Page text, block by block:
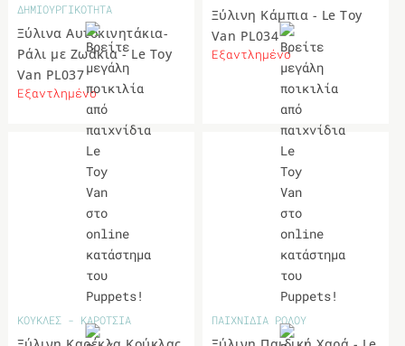
ΔΗΜΙΟΥΡΓΙΚΟΤΗΤΑ
Ξύλινα Αυτοκινητάκια-
Ράλι με Ζωάκια - Le Toy
Van PL037
Εξαντλημένο
Ξύλινη Κάμπια - Le Toy
Van PL034
Εξαντλημένο
ΚΟΥΚΛΕΣ - ΚΑΡΟΤΣΙΑ ΠΑΙΧΝΙΔΙΑ ΡΟΛΟΥ